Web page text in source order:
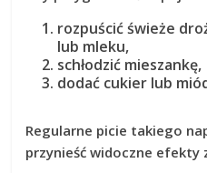
rozpuścić świeże
lub mleku,
schłodzić mieszankę,
dodać cukier lub
Regularne picie takiego
przynieść widoczne efekty